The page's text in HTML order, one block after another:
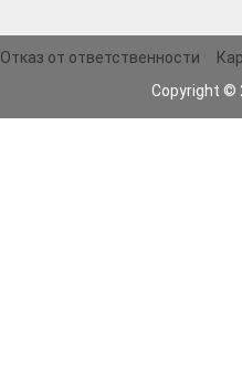
Отказ от ответственности
Copyright ©